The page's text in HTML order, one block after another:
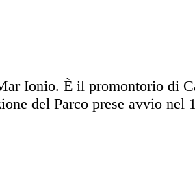
Ionio. È il promontorio di
del Parco prese avvio nel